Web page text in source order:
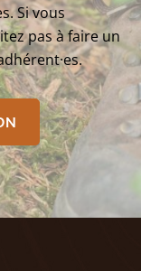
Si vous
pas à faire un